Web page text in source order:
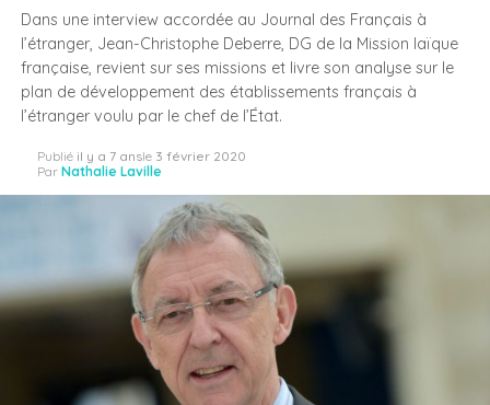
Dans une interview accordée au Journal des Français à
l’étranger, Jean-Christophe Deberre, DG de la Mission laïque
française, revient sur ses missions et livre son analyse sur le
plan de développement des établissements français à
l’étranger voulu par le chef de l’État.
Publié il y a 7 ansle 3 février 2020
Par Nathalie Laville